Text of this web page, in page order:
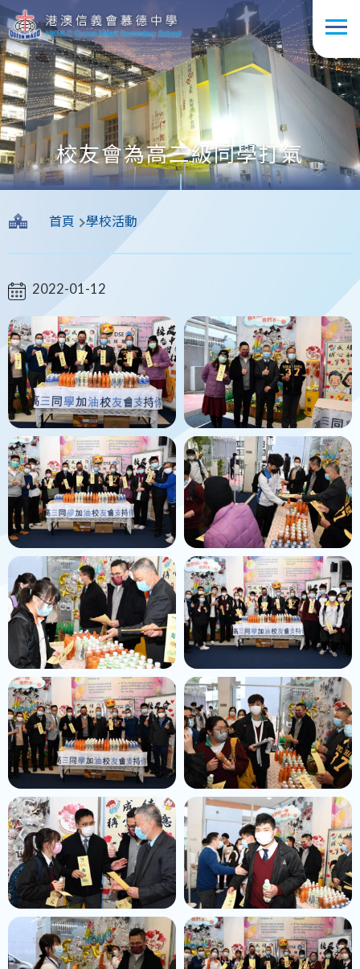
移至主內容
校友會為高三級同學打氣
航
連
結
首頁 學校活動
2022-01-12